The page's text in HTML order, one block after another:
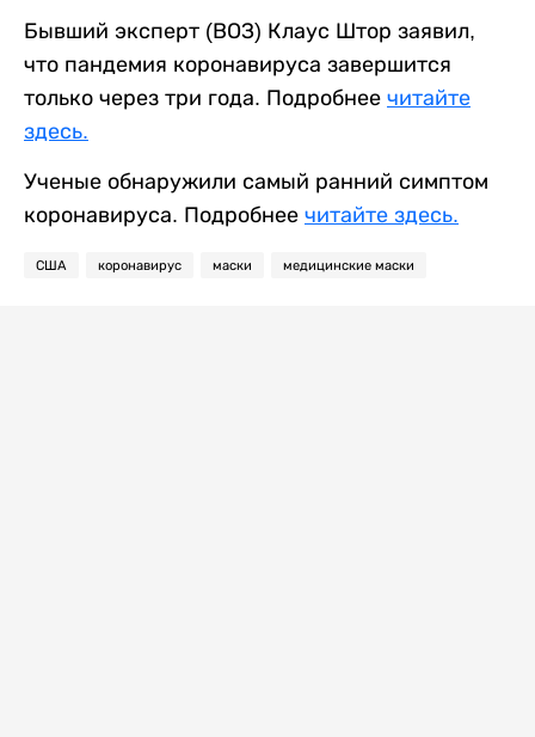
Бывший эксперт (ВОЗ) Клаус Штор заявил,
что пандемия коронавируса завершится
только через три года. Подробнее читайте
здесь.
Ученые обнаружили самый ранний симптом
коронавируса. Подробнее читайте здесь.
США коронавирус маски медицинские маски